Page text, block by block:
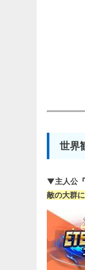
世界
▼主人公『
敵の大群